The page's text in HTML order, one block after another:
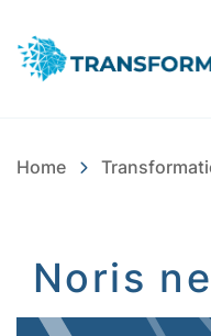
Home
Noris
Inhalt